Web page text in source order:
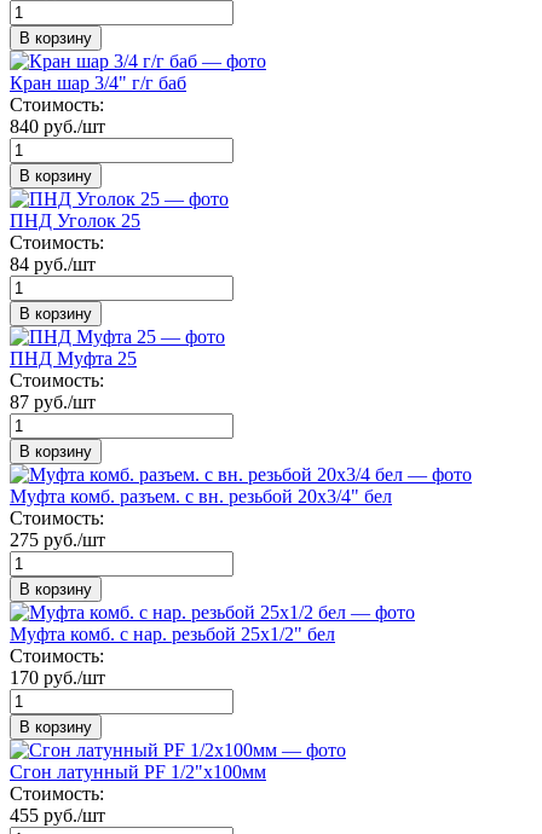
В корзину
Кран шар 3/4" г/г баб
Стоимость:
840 руб./шт
В корзину
ПНД Уголок 25
Стоимость:
84 руб./шт
В корзину
ПНД Муфта 25
Стоимость:
87 руб./шт
В корзину
Муфта комб. разъем. с вн. резьбой 20х3/4" бел
Стоимость:
275 руб./шт
В корзину
Муфта комб. с нар. резьбой 25х1/2" бел
Стоимость:
170 руб./шт
В корзину
Сгон латунный PF 1/2"х100мм
Стоимость:
455 руб./шт